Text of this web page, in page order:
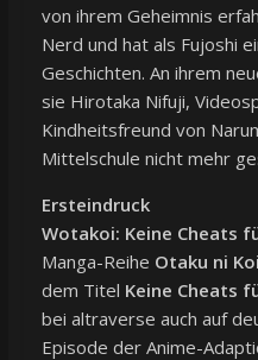
von ihrem Geheimnis
Nerd und hat als Fujoshi
Geschichten. An ihrem
sie Hirotaka Nifuji,
Kindheitsfreund von
Mittelschule nicht mehr
Ersteindruck
Wotakoi: Keine Cheats
Manga-Reihe Otaku ni
dem Titel Keine Cheats
bei altraverse auch auf
Episode der Anime-